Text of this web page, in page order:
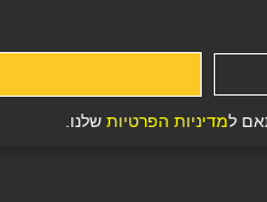
מדיניות הפרטיות שלנו.